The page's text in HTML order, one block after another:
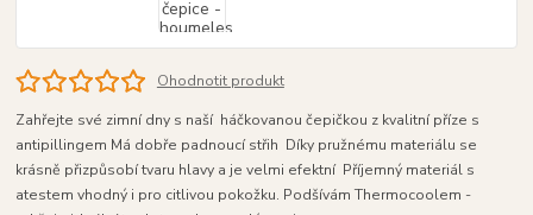
Ohodnotit produkt
Zahřejte své zimní dny s naší háčkovanou čepičkou z kvalitní příze s
antipillingem Má dobře padnoucí střih Díky pružnému materiálu se
krásně přizpůsobí tvaru hlavy a je velmi efektní Příjemný materiál s
atestem vhodný i pro citlivou pokožku. Podšívám Thermocoolem -